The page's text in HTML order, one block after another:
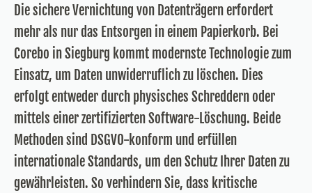
Die sichere Vernichtung von Datenträgern erfordert
mehr als nur das Entsorgen in einem Papierkorb. Bei
Corebo in Siegburg kommt modernste Technologie zum
Einsatz, um Daten unwiderruflich zu löschen. Dies
erfolgt entweder durch physisches Schreddern oder
mittels einer zertifizierten Software-Löschung. Beide
Methoden sind DSGVO-konform und erfüllen
internationale Standards, um den Schutz Ihrer Daten zu
gewährleisten. So verhindern Sie, dass kritische